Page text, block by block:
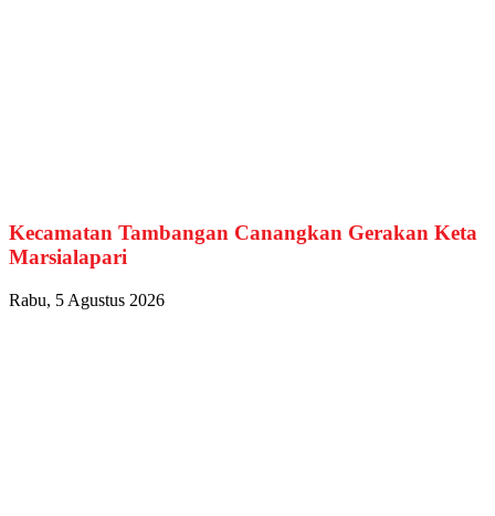
Kecamatan Tambangan Canangkan Gerakan Keta
Marsialapari
Rabu, 5 Agustus 2026